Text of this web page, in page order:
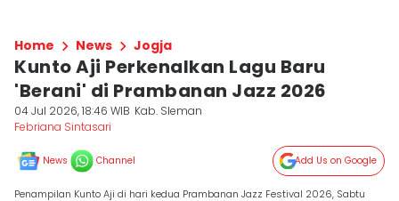
Home News Jogja
Kunto Aji Perkenalkan Lagu Baru
'Berani' di Prambanan Jazz 2026
04 Jul 2026, 18:46 WIB Kab. Sleman
Febriana Sintasari
News Channel Add Us on Google
Penampilan Kunto Aji di hari kedua Prambanan Jazz Festival 2026, Sabtu